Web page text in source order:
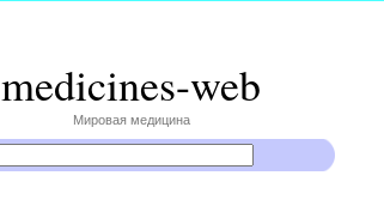
medicines-web
Мировая медицина